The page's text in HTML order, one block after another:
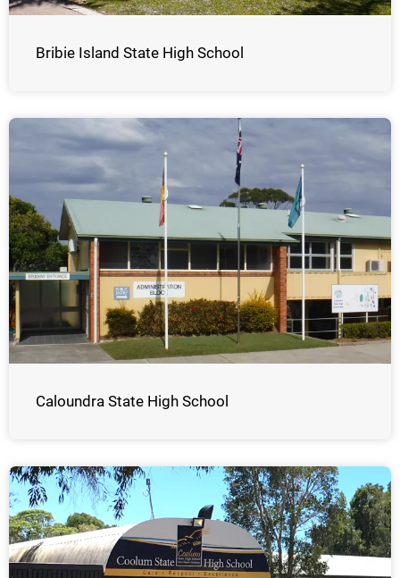
Bribie Island State High School
Caloundra State High School